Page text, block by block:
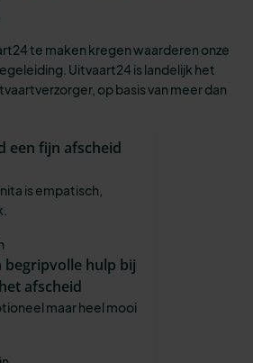
te maken kregen waarderen onze
Uitvaart24 is landelijk het
op basis van meer dan
een fijn afscheid
is empatisch,
begripvolle hulp bij
afscheid
maar heel mooi